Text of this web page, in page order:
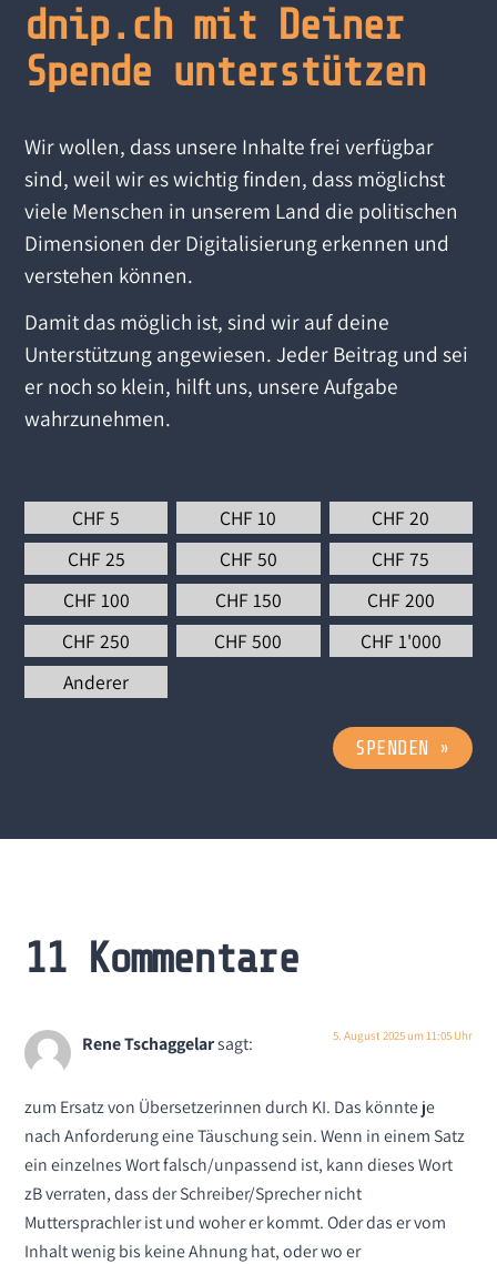
dnip.ch mit Deiner
Spende unterstützen
Wir wollen, dass unsere Inhalte frei verfügbar
sind, weil wir es wichtig finden, dass möglichst
viele Menschen in unserem Land die politischen
Dimensionen der Digitalisierung erkennen und
verstehen können.
Damit das möglich ist, sind wir auf deine
Unterstützung angewiesen. Jeder Beitrag und sei
er noch so klein, hilft uns, unsere Aufgabe
wahrzunehmen.
CHF 5 CHF 10 CHF 20
CHF 25 CHF 50 CHF 75
CHF 100 CHF 150 CHF 200
CHF 250 CHF 500 CHF 1'000
Anderer
SPENDEN »
11 Kommentare
Rene Tschaggelarsagt: 5. August 2025 um 11:05 Uhr
zum Ersatz von Übersetzerinnen durch KI. Das könnte je
nach Anforderung eine Täuschung sein. Wenn in einem Satz
ein einzelnes Wort falsch/unpassend ist, kann dieses Wort
zB verraten, dass der Schreiber/Sprecher nicht
Muttersprachler ist und woher er kommt. Oder das er vom
Inhalt wenig bis keine Ahnung hat, oder wo er